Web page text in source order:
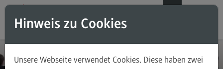
Direkt zum Inhalt
Direkt zum Hauptmenu
Direkt zum Footer
Modul-O-Mat
Masterstudiengänge
Hinweis zu Cookies
Unsere Webseite verwendet Cookies. Diese haben zwei